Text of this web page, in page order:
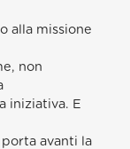
alla missione
non
iniziativa. E
avanti la